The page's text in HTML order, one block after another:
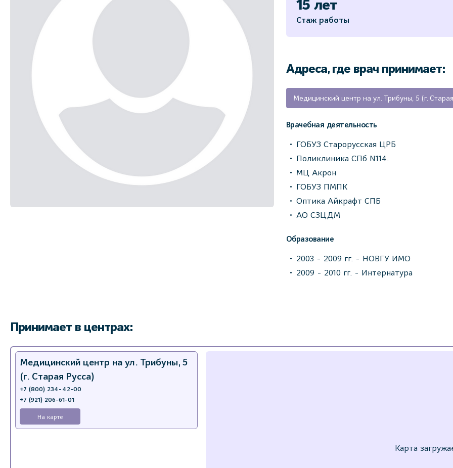
15 лет
Стаж работы
Адреса, где врач принимает:
Врачебная деятельность
ГОБУЗ Старорусская ЦРБ
Поликлиника СПб N114.
МЦ Акрон
ГОБУЗ ПМПК
Оптика Айкрафт СПБ
АО СЗЦДМ
Образование
2003 - 2009 гг. - НОВГУ ИМО
2009 - 2010 гг. - Интернатура
Принимает в центрах:
Медицинский центр на ул. Трибуны, 5
(г. Старая Русса)
+7 (800) 234-42-00
+7 (921) 206-61-01
На карте